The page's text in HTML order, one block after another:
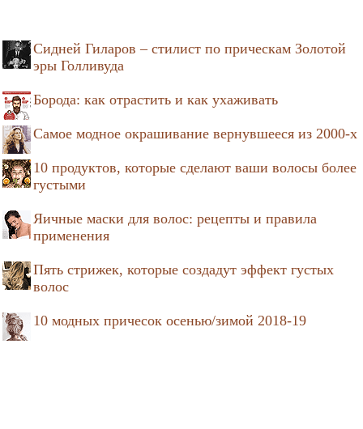
Сидней Гиларов – стилист по прическам Золотой
эры Голливуда
Борода: как отрастить и как ухаживать
Самое модное окрашивание вернувшееся из 2000-х
10 продуктов, которые сделают ваши волосы более
густыми
Яичные маски для волос: рецепты и правила
применения
Пять стрижек, которые создадут эффект густых
волос
10 модных причесок осенью/зимой 2018-19